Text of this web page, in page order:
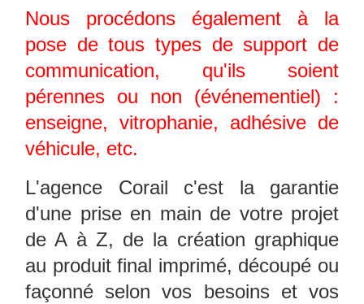
Nous procédons également à la
pose de tous types de support de
communication, qu'ils soient
pérennes ou non (événementiel) :
enseigne, vitrophanie, adhésive de
véhicule, etc.
L'agence Corail c'est la garantie
d'une prise en main de votre projet
de A à Z, de la création graphique
au produit final imprimé, découpé ou
façonné selon vos besoins et vos